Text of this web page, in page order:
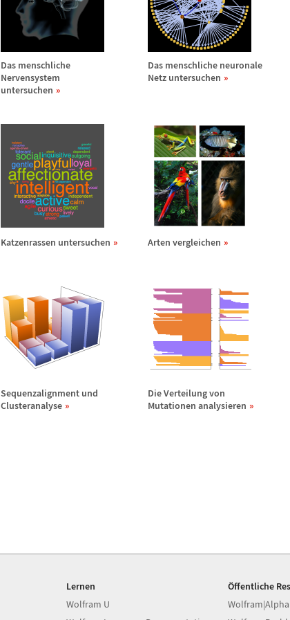
Das menschliche
Nervensystem
untersuchen
Das menschliche neuronale
Netz untersuchen
Katzenrassen untersuchen Arten vergleichen
Sequenzalignment und
Clusteranalyse
Die Verteilung von
Mutationen analysieren
Lernen
Wolfram U
Öffentliche
Wolfram|Alpha